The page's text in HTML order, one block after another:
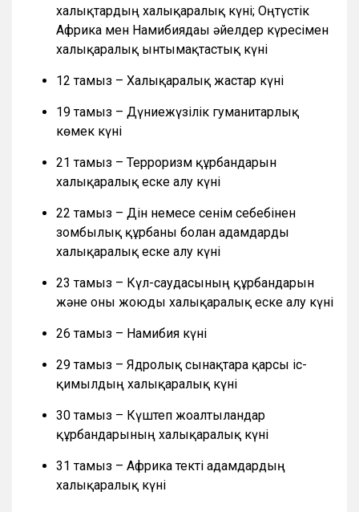
халықтардың халықаралық күні; Оңтүстік
Африка мен Намибиядағы әйелдер күресімен
халықаралық ынтымақтастық күні
12 тамыз – Халықаралық жастар күні
19 тамыз – Дүниежүзілік гуманитарлық
көмек күні
21 тамыз – Терроризм құрбандарын
халықаралық еске алу күні
22 тамыз – Дін немесе сенім себебінен
зомбылық құрбаны болған адамдарды
халықаралық еске алу күні
23 тамыз – Күл-саудасының құрбандарын
және оны жоюды халықаралық еске алу күні
26 тамыз – Намибия күні
29 тамыз – Ядролық сынақтарға қарсы іс-
қимылдың халықаралық күні
30 тамыз – Күштеп жоғалтылғандар
құрбандарының халықаралық күні
31 тамыз – Африка текті адамдардың
халықаралық күні